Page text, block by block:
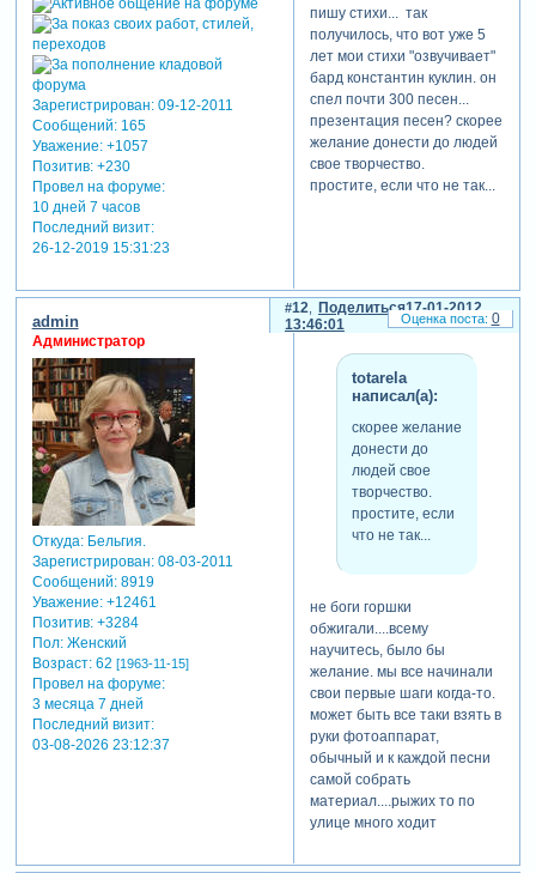
как быть с музыкой = не
понятно. допустим кто-то в
свое музыкальное
произведение добавил
несколько фрагментов из
известного произведениея,
а все остальное свое.
считается ли это плагиатом
или нет? я не знаю, но
Зарегистрирован: 09-12-2011
Сообщений:165
Уважение: +1057
Позитив: +230
Провел на форуме:
10 дней 7 часов
Последний визит:
26-12-2019 15:31:23
пишу стихи... так
получилось, что вот уже 5
лет мои стихи "озвучивает"
бард константин куклин. он
спел почти 300 песен...
презентация песен? скорее
желание донести до людей
свое творчество.
простите, если что не так...
Поделиться
12
17-01-2012
13:46:01
admin
Администратор
Откуда:Бельгия.
Зарегистрирован: 08-03-2011
Сообщений:8919
Уважение: +12461
Позитив: +3284
Пол:Женский
Возраст:62 [1963-11-15]
Провел на форуме:
3 месяца 7 дней
Последний визит:
03-08-2026 23:12:37
totarela
написал(а):
скорее желание
донести до
людей свое
творчество.
простите, если
что не так...
не боги горшки
обжигали....всему
научитесь, было бы
желание. мы все начинали
свои первые шаги когда-то.
может быть все таки взять в
руки фотоаппарат,
обычный и к каждой песни
самой собрать
материал....рыжих то по
улице много ходит
0